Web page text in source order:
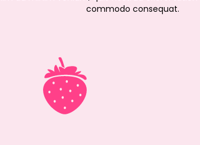
commodo consequat.